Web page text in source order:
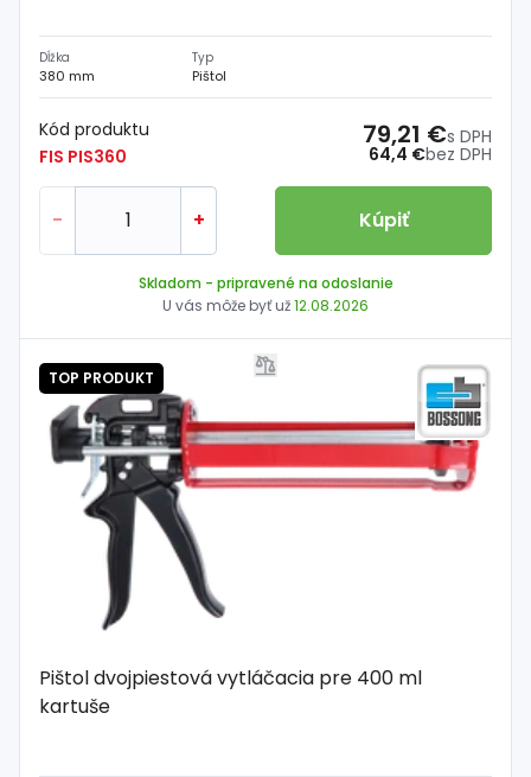
Dĺžka
380 mm
Typ
Pištol
Kód produktu
FIS PIS360
64,4 €bez DPH
79,21 €s DPH
- + Kúpiť
Skladom - pripravené na odoslanie
U vás môže byť už12.08.2026
TOP PRODUKT
Pištol dvojpiestová vytláčacia pre 400 ml
kartuše